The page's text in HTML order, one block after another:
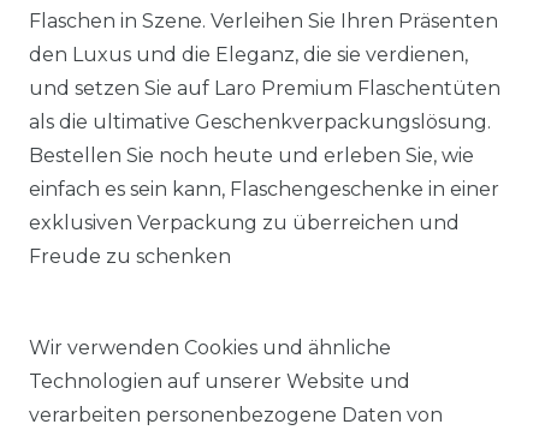
Flaschen in Szene. Verleihen Sie Ihren Präsenten
den Luxus und die Eleganz, die sie verdienen,
und setzen Sie auf Laro Premium Flaschentüten
als die ultimative Geschenkverpackungslösung.
Bestellen Sie noch heute und erleben Sie, wie
einfach es sein kann, Flaschengeschenke in einer
exklusiven Verpackung zu überreichen und
Freude zu schenken
Wir verwenden Cookies und ähnliche
Technologien auf unserer Website und
verarbeiten personenbezogene Daten von